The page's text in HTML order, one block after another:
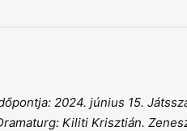
2024. június 15.
Kiliti Krisztián.